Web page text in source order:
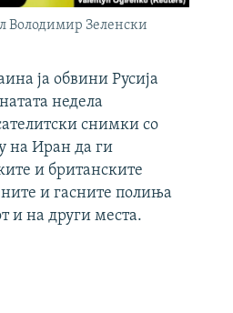
Володимир Зеленски
ја обвини Русија
недела
снимки со
на Иран да ги
и британските
и гасните полиња
и на други места.